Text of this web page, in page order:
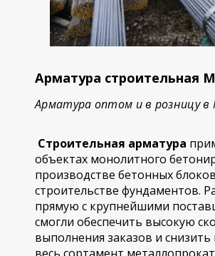
Арматура строительная
Арматура оптом и в розницу в
Строительная арматура
объектах монолитного
производстве бетонных
строительстве фундаментов.
прямую с крупнейшими
смогли обеспечить высокую
выполнения заказов и